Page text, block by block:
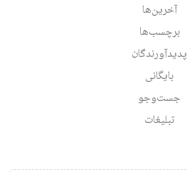
آخرین‌ها
برچسب‌ها
پدیدآورندگان
بایگانی
جست‌وجو
تبلیغات